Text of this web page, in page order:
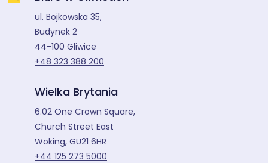
ul. Bojkowska 35,
Budynek 2
44-100 Gliwice
+48 323 388 200
Wielka Brytania
6.02 One Crown Square,
Church Street East
Woking, GU21 6HR
+44 125 273 5000